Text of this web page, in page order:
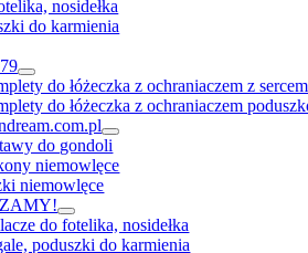
nosidełka
do karmienia
do łóżeczka z ochraniaczem z sercem
do łóżeczka z ochraniaczem
do gondoli
niemowlęce
niemowlęce
do fotelika, nosidełka
poduszki do karmienia